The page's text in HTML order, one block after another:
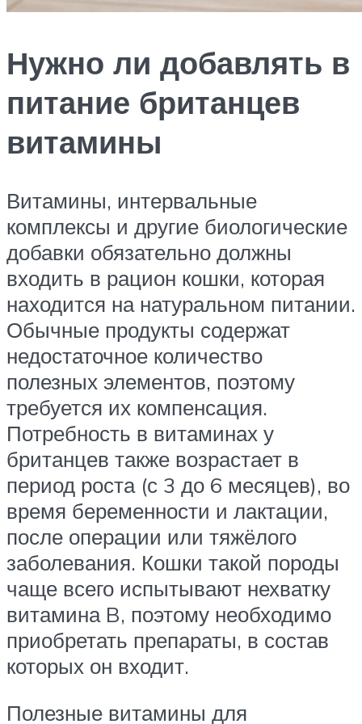
Нужно ли добавлять в
питание британцев
витамины
Витамины, интервальные
комплексы и другие биологические
добавки обязательно должны
входить в рацион кошки, которая
находится на натуральном питании.
Обычные продукты содержат
недостаточное количество
полезных элементов, поэтому
требуется их компенсация.
Потребность в витаминах у
британцев также возрастает в
период роста (с 3 до 6 месяцев), во
время беременности и лактации,
после операции или тяжёлого
заболевания. Кошки такой породы
чаще всего испытывают нехватку
витамина B, поэтому необходимо
приобретать препараты, в состав
которых он входит.
Полезные витамины для